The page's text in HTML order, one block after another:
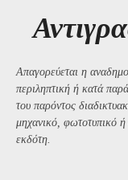
Απαγορεύεται η
περιληπτική ή κατά
του παρόντος
μηχανικό, φωτοτυπικό
εκδότη.